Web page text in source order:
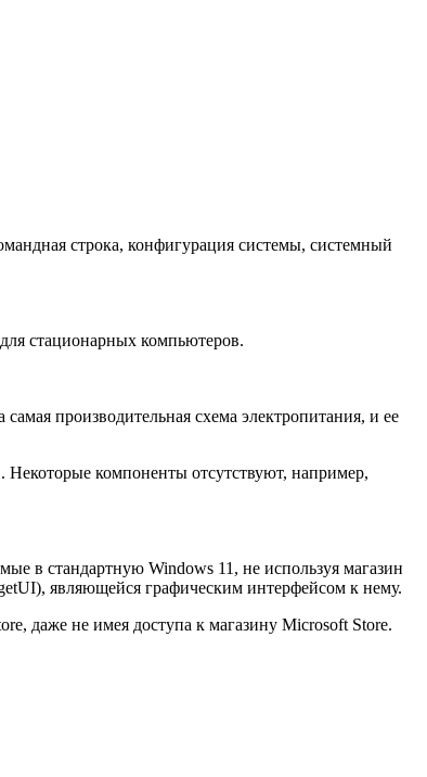
строка, конфигурация системы, системный
стационарных компьютеров.
производительная схема электропитания, и ее
Некоторые компоненты отсутствуют, например,
в стандартную Windows 11, не используя магазин
являющейся графическим интерфейсом к нему.
даже не имея доступа к магазину Microsoft Store.